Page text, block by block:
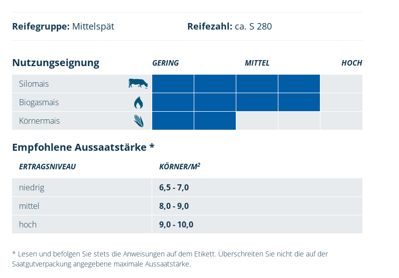
Reifegruppe: Mittelspät Reifezahl: ca. S 280
Nutzungseignung GERING MITTEL HOCH
Silomais
Biogasmais
Körnermais
Empfohlene Aussaatstärke *
ERTRAGSNIVEAU KÖRNER/M2
niedrig
6,5 - 7,0
mittel
8,0 - 9,0
hoch
9,0 - 10,0
* Lesen und befolgen Sie stets die Anweisungen auf dem Etikett. Überschreiten Sie nicht die auf der
Saatgutverpackung angegebene maximale Aussaatstärke.